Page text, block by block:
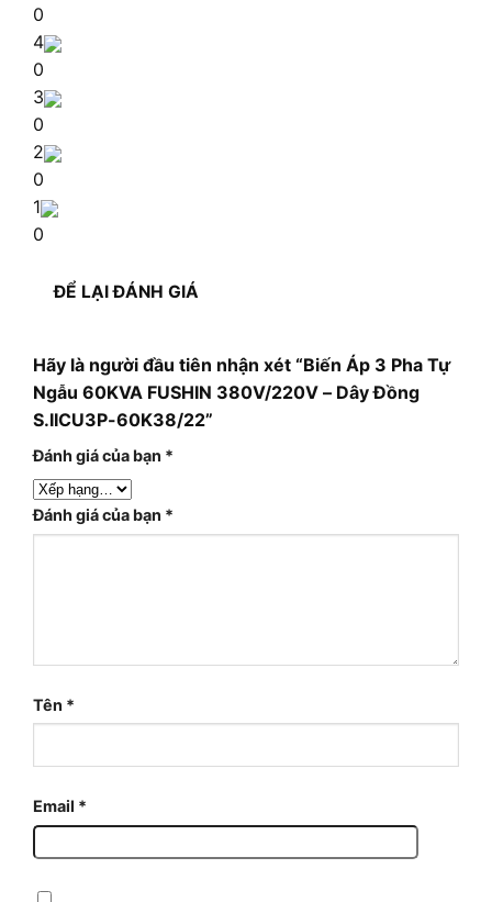
0
4
0
3
0
2
0
1
0
ĐỂ LẠI ĐÁNH GIÁ
Hãy là người đầu tiên nhận xét “Biến Áp 3 Pha Tự
Ngẫu 60KVA FUSHIN 380V/220V – Dây Đồng
S.IICU3P-60K38/22”
Đánh giá của bạn *
Đánh giá của bạn *
Tên *
Email *